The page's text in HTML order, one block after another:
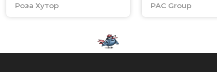
Роза Хутор PAC Group